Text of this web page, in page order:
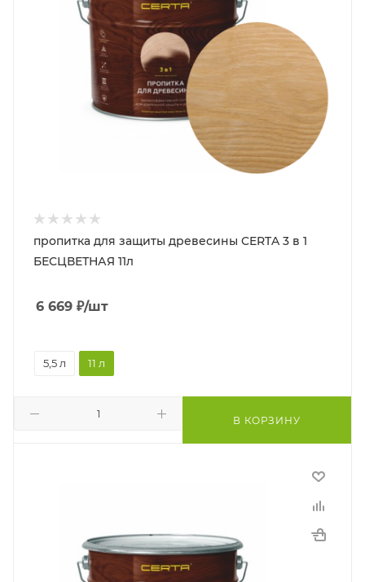
пропитка для защиты древесины CERTA 3 в 1
БЕСЦВЕТНАЯ 11л
6 669 ₽/шт
В КОРЗИНУ
5,5 л 11 л